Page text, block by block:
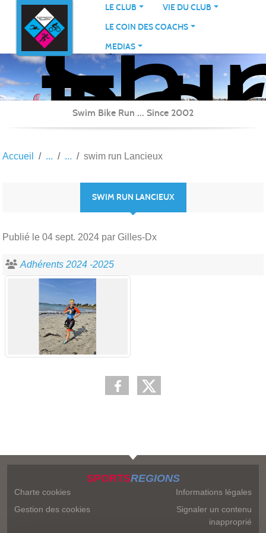
LE CLUB
VIE DU CLUB
LE COIN DES COACHS
MEDIAS
Swim Bike Run ... Since 2002
Accueil swim run Lancieux
SWIM RUN LANCIEUX
Publié le 04 sept. 2024 par Gilles-Dx
Adhérents 2024 -2025
SPORTSREGIONS
Charte cookies
Gestion des cookies
Informations légales
Signaler un contenu
inapproprié
Panneau de gestion des cookies